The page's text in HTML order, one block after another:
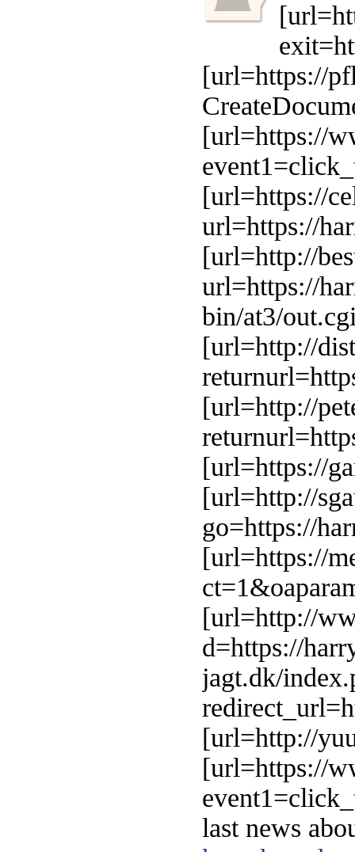
[url=https://
[url=https://
[url=https://
url=https://
[url=http://
url=https://
bin/at3/
[url=http://
[url=http://
[url=https://
[url=http://
go=https://
[url=https://
[url=http://
d=https://
jagt.dk/
[url=http://
[url=https://
last news